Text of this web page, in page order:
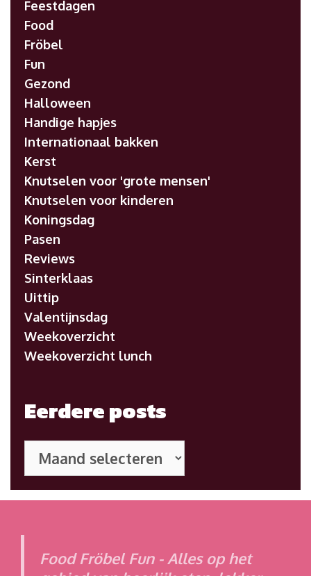
Feestdagen
Food
Fröbel
Fun
Gezond
Halloween
Handige hapjes
Internationaal bakken
Kerst
Knutselen voor 'grote mensen'
Knutselen voor kinderen
Koningsdag
Pasen
Reviews
Sinterklaas
Uittip
Valentijnsdag
Weekoverzicht
Weekoverzicht lunch
Eerdere posts
posts
Food Fröbel Fun - Alles op het